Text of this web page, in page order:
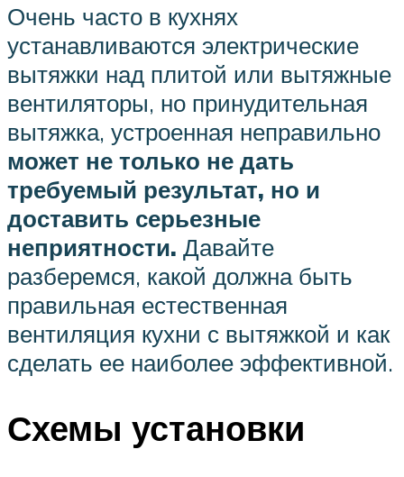
Очень часто в кухнях
устанавливаются электрические
вытяжки над плитой или вытяжные
вентиляторы, но принудительная
вытяжка, устроенная неправильно
может не только не дать
требуемый результат, но и
доставить серьезные
неприятности. Давайте
разберемся, какой должна быть
правильная естественная
вентиляция кухни с вытяжкой и как
сделать ее наиболее эффективной.
Схемы установки